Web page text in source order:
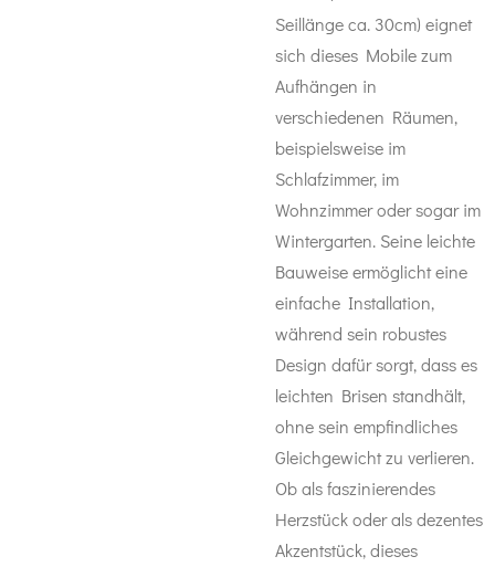
Seillänge ca. 30cm) eignet
sich dieses Mobile zum
Aufhängen in
verschiedenen Räumen,
beispielsweise im
Schlafzimmer, im
Wohnzimmer oder sogar im
Wintergarten. Seine leichte
Bauweise ermöglicht eine
einfache Installation,
während sein robustes
Design dafür sorgt, dass es
leichten Brisen standhält,
ohne sein empfindliches
Gleichgewicht zu verlieren.
Ob als faszinierendes
Herzstück oder als dezentes
Akzentstück, dieses